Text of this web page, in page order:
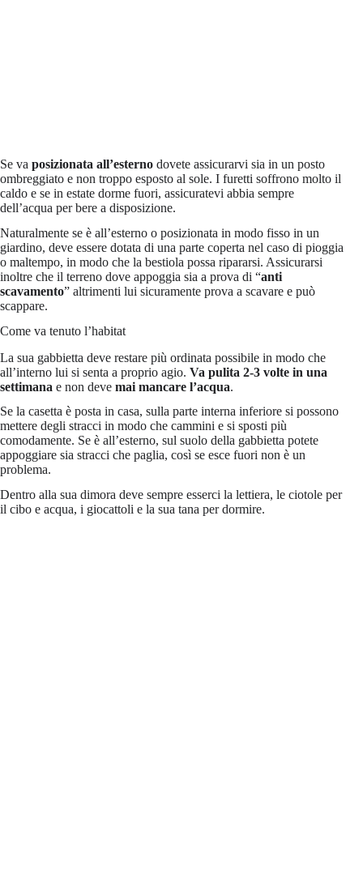
Se va posizionata all’esterno dovete assicurarvi sia in un posto
ombreggiato e non troppo esposto al sole. I furetti soffrono molto il
caldo e se in estate dorme fuori, assicuratevi abbia sempre
dell’acqua per bere a disposizione.
Naturalmente se è all’esterno o posizionata in modo fisso in un
giardino, deve essere dotata di una parte coperta nel caso di pioggia
o maltempo, in modo che la bestiola possa ripararsi. Assicurarsi
inoltre che il terreno dove appoggia sia a prova di “anti
scavamento” altrimenti lui sicuramente prova a scavare e può
scappare.
Come va tenuto l’habitat
La sua gabbietta deve restare più ordinata possibile in modo che
all’interno lui si senta a proprio agio. Va pulita 2-3 volte in una
settimana e non deve mai mancare l’acqua.
Se la casetta è posta in casa, sulla parte interna inferiore si possono
mettere degli stracci in modo che cammini e si sposti più
comodamente. Se è all’esterno, sul suolo della gabbietta potete
appoggiare sia stracci che paglia, così se esce fuori non è un
problema.
Dentro alla sua dimora deve sempre esserci la lettiera, le ciotole per
il cibo e acqua, i giocattoli e la sua tana per dormire.